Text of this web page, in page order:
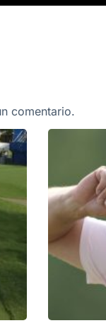
comentario.